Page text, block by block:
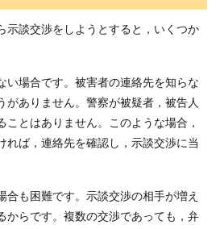
示談交渉をしようとすると，いくつか
い場合です。被害者の連絡先を知らな
がありません。警察が被疑者，被告人
ことはありません。このような場合，
れば，連絡先を確認し，示談交渉に当
合も困難です。示談交渉の相手が増え
からです。複数の交渉であっても，弁